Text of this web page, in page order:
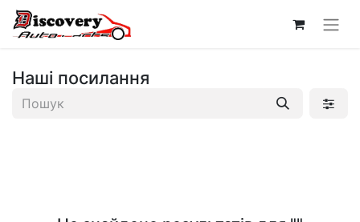
Наші посилання